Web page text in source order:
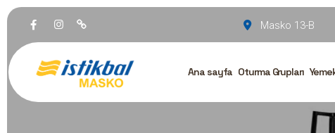
Masko 13-B
Ana sayfa Oturma Grupları